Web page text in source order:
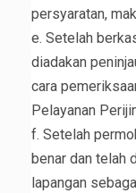
persyaratan,
e. Setelah
diadakan
cara
Pelayanan
f. Setelah
benar dan telah
lapangan